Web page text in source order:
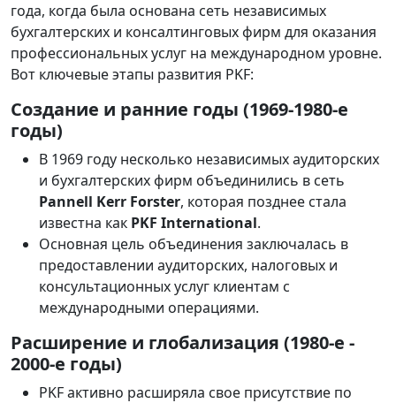
года, когда была основана сеть независимых
бухгалтерских и консалтинговых фирм для оказания
профессиональных услуг на международном уровне.
Вот ключевые этапы развития PKF:
Создание и ранние годы (1969-1980-е
годы)
В 1969 году несколько независимых аудиторских
и бухгалтерских фирм объединились в сеть
Pannell Kerr Forster, которая позднее стала
известна как PKF International.
Основная цель объединения заключалась в
предоставлении аудиторских, налоговых и
консультационных услуг клиентам с
международными операциями.
Расширение и глобализация (1980-е -
2000-е годы)
PKF активно расширяла свое присутствие по